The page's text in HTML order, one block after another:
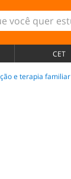
CET
e terapia familiar